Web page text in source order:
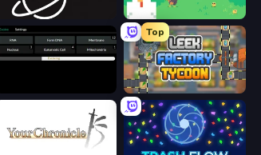
Space Company The MachinEGG
Top
Leek Factory Tycoon